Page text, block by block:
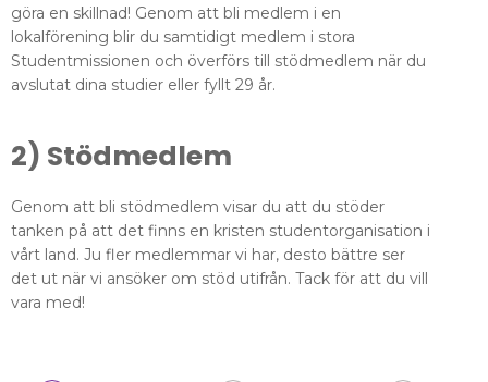
göra en skillnad! Genom att bli medlem i en
lokalförening blir du samtidigt medlem i stora
Studentmissionen och överförs till stödmedlem när du
avslutat dina studier eller fyllt 29 år.
2) Stödmedlem
Genom att bli stödmedlem visar du att du stöder
tanken på att det finns en kristen studentorganisation i
vårt land. Ju fler medlemmar vi har, desto bättre ser
det ut när vi ansöker om stöd utifrån. Tack för att du vill
vara med!